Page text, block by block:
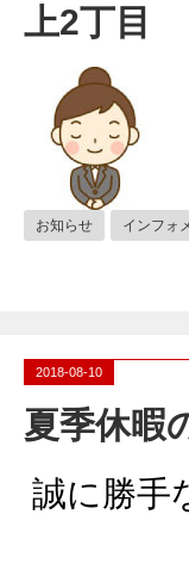
上2丁目
お知らせ インフォ
2018-08-10
夏季休暇
誠に勝手